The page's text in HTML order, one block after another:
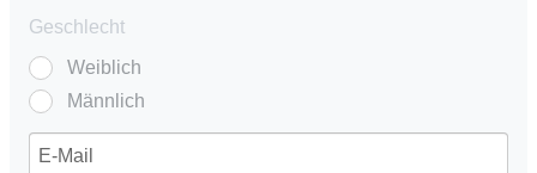
Geschlecht
Weiblich
Männlich